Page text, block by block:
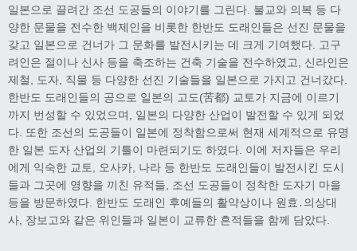
일본으로 끌려간 조선 도공들의 이야기를 그린다. 불교와 의복 등 다
양한 문물을 전수한 백제인을 비롯한 한반도 도래인들은 선진 문물을
갖고 일본으로 건너가 그 문화를 발전시키는 데 크게 기여했다. 고구
려인은 절이나 신사 등을 축조하는 건축 기술을 전수하였고, 신라인은
제철, 도자, 직물 등 다양한 선진 기술들을 일본으로 가지고 건너갔다.
한반도 도래인들의 공으로 일본의 고도(苦都) 교토가 지금에 이르기
까지 번성할 수 있었으며, 일본의 다양한 산업이 발전할 수 있게 되었
다. 또한 조선의 도공들이 일본에 정착함으로써 현재 세계적으로 유명
한 일본 도자 산업의 기틀이 마련되기도 하였다. 이에 저자들은 우리
에게 익숙한 교토, 오사카, 나라 등 한반도 도래인들이 발전시킨 도시
들과 그곳에 영향을 끼친 유적들, 조선 도공들이 정착한 도자기 마을
등을 방문하였다. 한반도 도래인 후예들의 활약상이나 원효․의상대
사, 장보고와 같은 위인들과 일본이 교류한 흔적들을 함께 담았다.